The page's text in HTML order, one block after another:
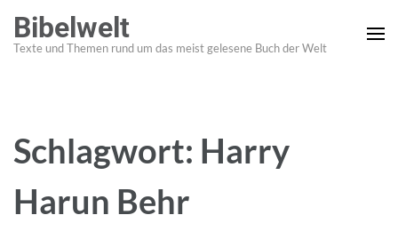
Inhalt
springen
Bibelwelt
Texte und Themen rund um das meist gelesene Buch der Welt
Schlagwort: Harry
Harun Behr